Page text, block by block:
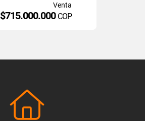
Venta
$715.000.000 COP